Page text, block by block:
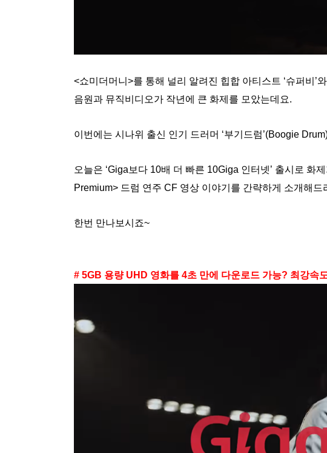
<쇼미더머니>를 통해 널리 알려진 힙합 아티스트 ‘슈퍼비’
음원과 뮤직비디오가 작년에 큰 화제를 모았는데요.
이번에는 시나위 출신 인기 드러머 ‘부기드럼’(Boogie
오늘은 ‘Giga보다 10배 더 빠른 10Giga 인터넷’ 출시로 화
Premium> 드럼 연주 CF 영상 이야기를 간략하게 소개해드
한번 만나보시죠~
# 5GB 용량 UHD 영화를 4초 만에 다운로드 가능? 최강속